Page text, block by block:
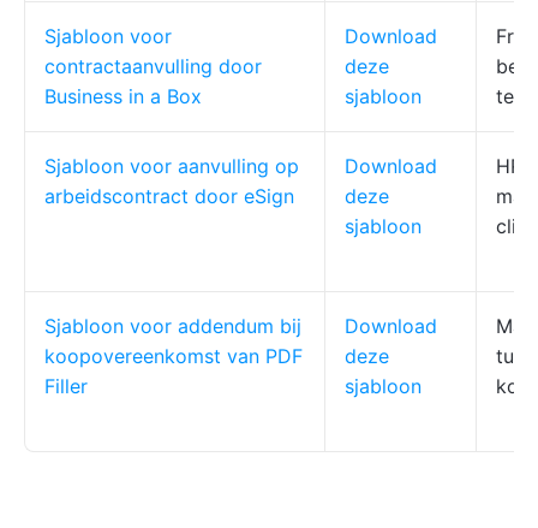
Sjabloon voor
contractaanvulling door
Business in a Box
Download
deze
sjabloon
Sjabloon voor aanvulling op
arbeidscontract door eSign
Download
deze
sjabloon
HR,
Sjabloon voor addendum bij
koopovereenkomst van PDF
Filler
Download
deze
sjabloon